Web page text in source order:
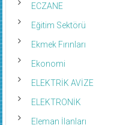
ECZANE
Eğitim Sektörü
Ekmek Fırınları
Ekonomi
ELEKTRİK AVİZE
ELEKTRONİK
Eleman İlanları